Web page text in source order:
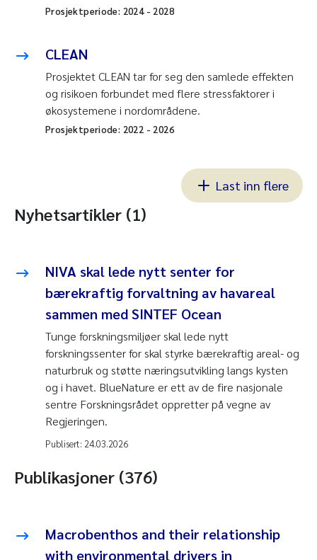
Prosjektperiode: 2024- 2028
CLEAN
Prosjektet CLEAN tar for seg den samlede effekten
og risikoen forbundet med flere stressfaktorer i
økosystemene i nordområdene.
Prosjektperiode: 2022 - 2026
Last inn flere
Nyhetsartikler (1)
NIVA skal lede nytt senter for
bærekraftig forvaltning av havareal
sammen med SINTEF Ocean
Tunge forskningsmiljøer skal lede nytt
forskningssenter for skal styrke bærekraftig areal- og
naturbruk og støtte næringsutvikling langs kysten
og i havet. BlueNature er ett av de fire nasjonale
sentre Forskningsrådet oppretter på vegne av
Regjeringen.
Publisert: 24.03.2026
Publikasjoner (376)
Macrobenthos and their relationship
with environmental drivers in